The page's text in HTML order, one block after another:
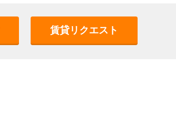
賃貸リクエスト